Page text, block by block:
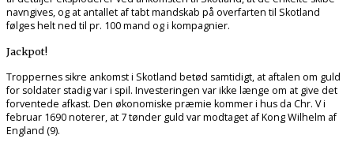
navngives, og at antallet af tabt mandskab på overfarten til Skotland
følges helt ned til pr. 100 mand og i kompagnier.
Jackpot!
Troppernes sikre ankomst i Skotland betød samtidigt, at aftalen om guld
for soldater stadig var i spil. Investeringen var ikke længe om at give det
forventede afkast. Den økonomiske præmie kommer i hus da Chr. V i
februar 1690 noterer, at 7 tønder guld var modtaget af Kong Wilhelm af
England (9).